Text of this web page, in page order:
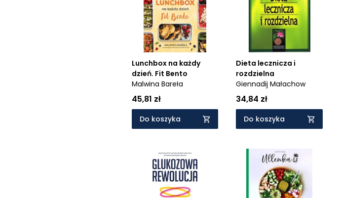
Lunchbox na każdy
dzień. Fit Bento
Malwina Bareła
45,81 zł
Do koszyka
Dieta lecznicza i
rozdzielna
Giennadij Małachow
34,84 zł
Do koszyka